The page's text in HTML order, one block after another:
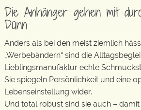
Die Anhänger gehen mit
Dünn
Anders als bei den meist ziemlich
„Werbebändern“ sind die
Lieblingsmanufaktur echte
Sie spiegeln Persönlichkeit und eine
Lebenseinstellung wider.
Und total robust sind sie auch –